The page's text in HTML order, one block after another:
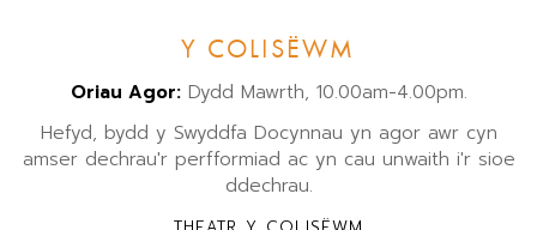
Y COLISËWM
Oriau Agor:Dydd Mawrth, 10.00am-4.00pm.
Hefyd, bydd y Swyddfa Docynnau yn agor awr cyn
amser dechrau'r perfformiad ac yn cau unwaith i'r sioe
ddechrau.